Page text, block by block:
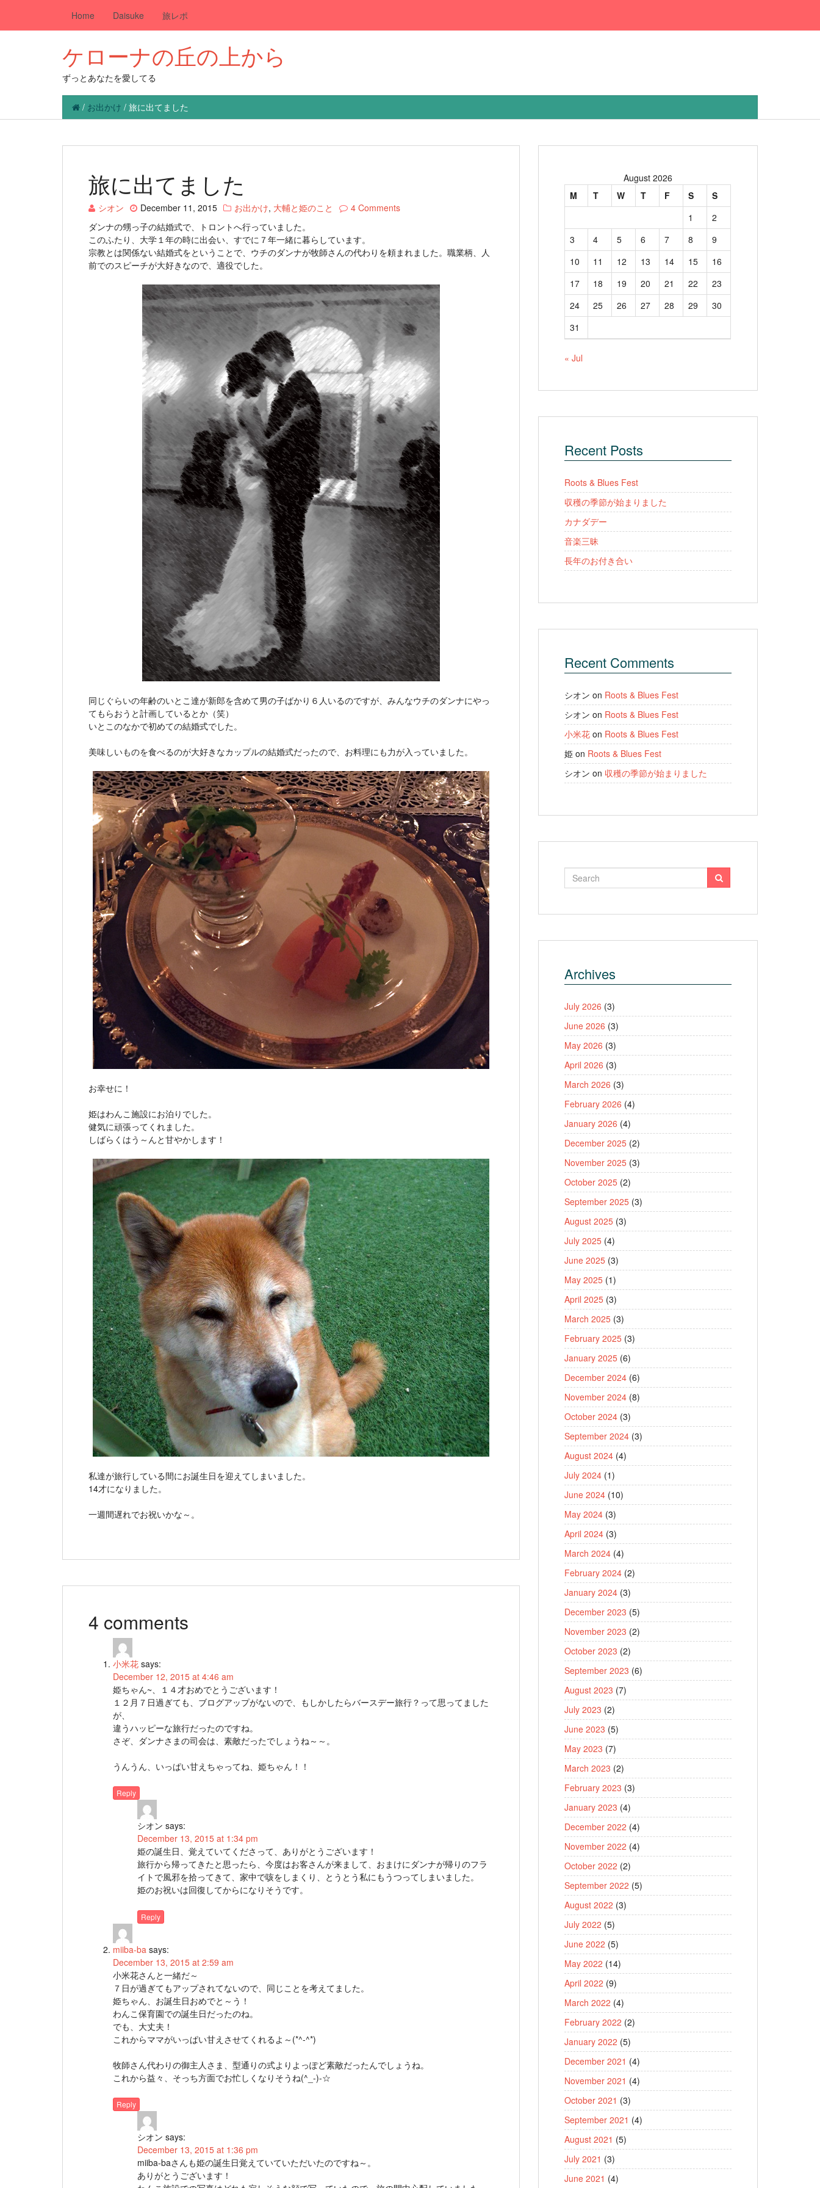
Home Daisuke 旅レポ
ケローナの丘の上から
ずっとあなたを愛してる
/ お出かけ / 旅に出てました
旅に出てました
シオン December 11, 2015 お出かけ, 大輔と姫のこと
4 Comments
ダンナの甥っ子の結婚式で、トロントへ行っていました。
このふたり、大学１年の時に出会い、すでに７年一緒に暮らしています。
宗教とは関係ない結婚式をということで、ウチのダンナが牧師さんの代わりを頼まれました。職業柄、人
前でのスピーチが大好きなので、適役でした。
同じぐらいの年齢のいとこ達が新郎を含めて男の子ばかり６人いるのですが、みんなウチのダンナにやっ
てもらおうと計画しているとか（笑）
いとこのなかで初めての結婚式でした。
美味しいものを食べるのが大好きなカップルの結婚式だったので、お料理にも力が入っていました。
お幸せに！
姫はわんこ施設にお泊りでした。
健気に頑張ってくれました。
しばらくはう～んと甘やかします！
私達が旅行している間にお誕生日を迎えてしまいました。
14才になりました。
一週間遅れでお祝いかな～。
4 comments
小米花 says:
December 12, 2015 at 4:46 am
姫ちゃん~、１４才おめでとうございます！
１２月７日過ぎても、ブログアップがないので、もしかしたらバースデー旅行？って思ってました
が、
違うハッピーな旅行だったのですね。
さぞ、ダンナさまの司会は、素敵だったでしょうね～～。
うんうん、いっぱい甘えちゃってね、姫ちゃん！！
Reply
シオン says:
December 13, 2015 at 1:34 pm
姫の誕生日、覚えていてくださって、ありがとうございます！
旅行から帰ってきたと思ったら、今度はお客さんが来まして、おまけにダンナが帰りのフラ
イトで風邪を拾ってきて、家中で咳をしまくり、とうとう私にもうつってしまいました。
姫のお祝いは回復してからになりそうです。
Reply
miiba-ba says:
December 13, 2015 at 2:59 am
小米花さんと一緒だ～
７日が過ぎてもアップされてないので、同じことを考えてました。
姫ちゃん、お誕生日おめでと～う！
わんこ保育園での誕生日だったのね。
でも、大丈夫！
これからママがいっぱい甘えさせてくれるよ～(*^-^*)
牧師さん代わりの御主人さま、型通りの式よりよっぽど素敵だったんでしょうね。
これから益々、そっち方面でお忙しくなりそうね(^_-)-☆
Reply
シオン says:
December 13, 2015 at 1:36 pm
miiba-baさんも姫の誕生日覚えていていただいたのですね～。
ありがとうございます！
August 2026
M
T W T F S
S
1
2
3
4 5 6 7 8
9
10
11 12 13 14 15
16
17
18 19 20 21 22
23
24
25 26 27 28 29
30
31
« Jul
Recent Posts
Roots & Blues Fest
収穫の季節が始まりました
カナダデー
音楽三昧
長年のお付き合い
Recent Comments
シオン on Roots & Blues Fest
シオン on Roots & Blues Fest
小米花 on Roots & Blues Fest
姫 on Roots & Blues Fest
シオン on 収穫の季節が始まりました
Archives
July 2026 (3)
June 2026 (3)
May 2026 (3)
April 2026 (3)
March 2026 (3)
February 2026 (4)
January 2026 (4)
December 2025 (2)
November 2025 (3)
October 2025 (2)
September 2025 (3)
August 2025 (3)
July 2025 (4)
June 2025 (3)
May 2025 (1)
April 2025 (3)
March 2025 (3)
February 2025 (3)
January 2025 (6)
December 2024 (6)
November 2024 (8)
October 2024 (3)
September 2024 (3)
August 2024 (4)
July 2024 (1)
June 2024 (10)
May 2024 (3)
April 2024 (3)
March 2024 (4)
February 2024 (2)
January 2024 (3)
December 2023 (5)
November 2023 (2)
October 2023 (2)
September 2023 (6)
August 2023 (7)
July 2023 (2)
June 2023 (5)
May 2023 (7)
March 2023 (2)
February 2023 (3)
January 2023 (4)
December 2022 (4)
November 2022 (4)
October 2022 (2)
September 2022 (5)
August 2022 (3)
July 2022 (5)
June 2022 (5)
May 2022 (14)
April 2022 (9)
March 2022 (4)
February 2022 (2)
January 2022 (5)
December 2021 (4)
November 2021 (4)
October 2021 (3)
September 2021 (4)
August 2021 (5)
July 2021 (3)
June 2021 (4)